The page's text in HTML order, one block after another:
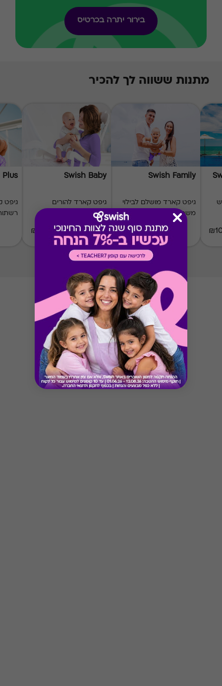
* קודי הנחה אינם תקפים בגיפט קארד זה.
* מבוהר כי רשימת הספקים המכבדות את הגיפט
קארד עשויה להשתנות מעת לעת.
* במקרה של ירידת ספק מגיפט עם ספק יחיד,
באפשרות הלקוח לפנות לחברה ולבקש כרטיס חלופי
ממגוון כרטיסי החברה או לבקש החזר כספי בגין
בירור יתרה בכרטיס
מתנות ששווה לך להכיר
Swish Family
גיפט קארד מושלם לבילוי
משפחתי
₪20-₪500
Swish Baby
גיפט קארד להורים
ולתינוק
₪20-₪1000
Plus